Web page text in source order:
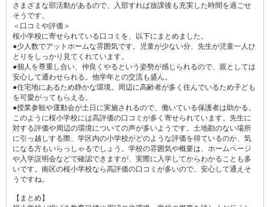
さまざまな部活動があるので、入部すれば放課後も充実した時間を過ごせ
そうです。
＜口コミや評価＞
桜小学校に寄せられている口コミを、以下にまとめました。
●少人数でアットホームな雰囲気です。児童が少ない分、先生が児童一人ひ
とりをしっかり見てくれています。
●個人を尊重し合い、仲良くやるという姿勢が感じられるので、親としては
安心して通わせられる。他学年との交流も盛ん。
●住宅地にあるため静かな環境。周辺に高齢者が多く住んでいるため子ども
を可愛がってもらえる。
●授業参観や運動会が土日に実施されるので、働いている保護者は助かる。
このように桜小学校には高評価の口コミが多く寄せられています。先生に
対する評価や周辺の環境についての声が多いようです。土地勘のない場所
に引っ越しする際、学区内の小学校がどのような評価を得ているのか、気
になる方もいらっしゃるでしょう。学校の雰囲気や概要は、ホームページ
や入学説明会などで確認できますが、実際に入学してからわかることも多
いです。南区の桜小学校なら高評価の口コミが多いので、安心して通えそ
うですね。
【まとめ】